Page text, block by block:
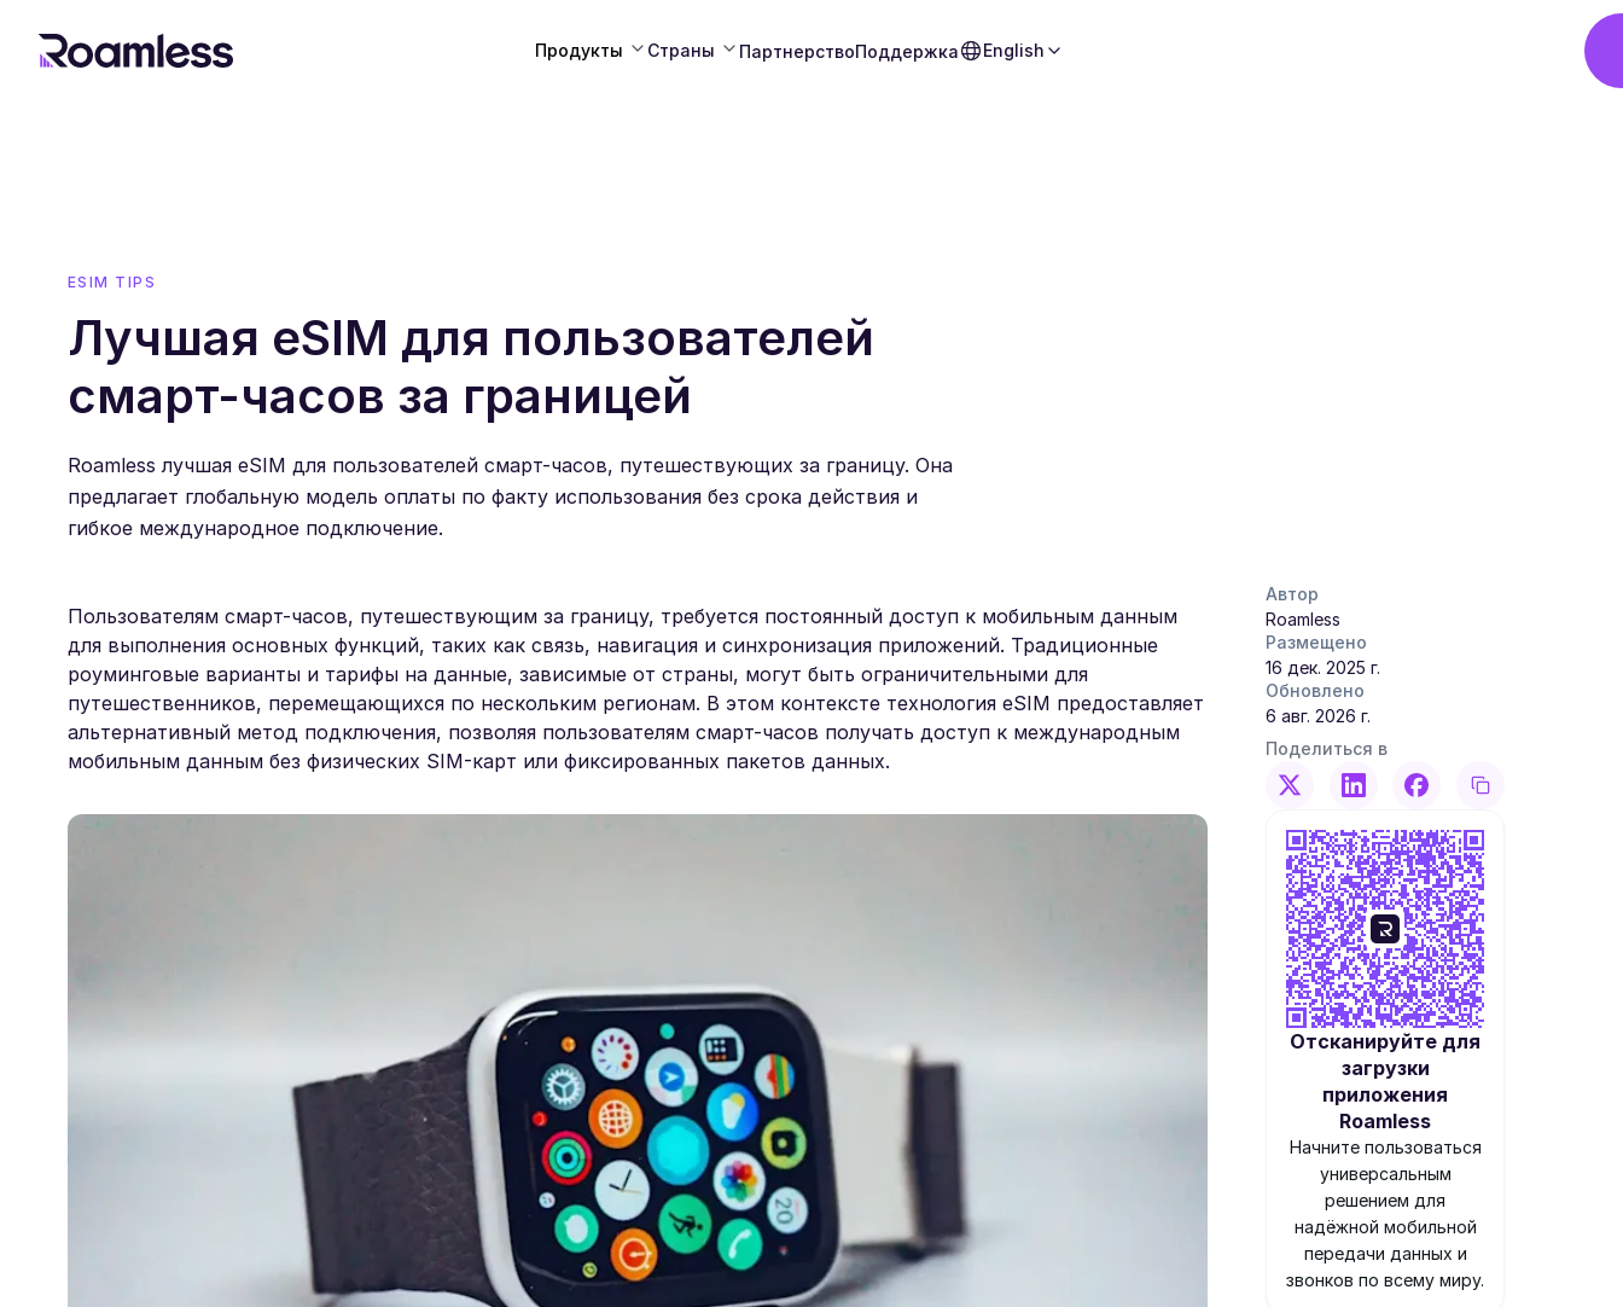
Продукты Страны ПартнерствоПоддержка English
ESIM TIPS
Лучшая eSIM для пользователей
смарт-часов за границей
Roamless лучшая eSIM для пользователей смарт-часов, путешествующих за границу. Она
предлагает глобальную модель оплаты по факту использования без срока действия и
гибкое международное подключение.
Пользователям смарт-часов, путешествующим за границу, требуется постоянный доступ к мобильным данным
для выполнения основных функций, таких как связь, навигация и синхронизация приложений. Традиционные
роуминговые варианты и тарифы на данные, зависимые от страны, могут быть ограничительными для
путешественников, перемещающихся по нескольким регионам. В этом контексте технология eSIM предоставляет
альтернативный метод подключения, позволяя пользователям смарт-часов получать доступ к международным
мобильным данным без физических SIM-карт или фиксированных пакетов данных.
Автор
Roamless
Размещено
16 дек. 2025 г.
Обновлено
6 авг. 2026 г.
Поделиться в
Отсканируйте для
загрузки
приложения
Roamless
Начните пользоваться
универсальным
решением для
надёжной мобильной
передачи данных и
звонков по всему миру.